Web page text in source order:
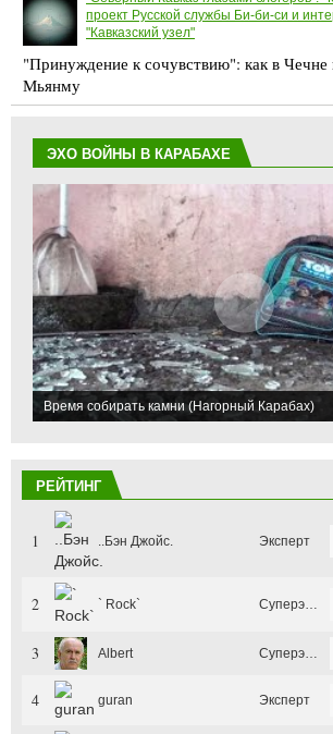
проект Русской службы Би-би-си и
"Кавказский узел"
"Принуждение к сочувствию": как в
Мьянму
ЭХО ВОЙНЫ В КАРАБАХЕ
Время собирать камни (Нагорный Карабах)
РЕЙТИНГ
1 ..Бэн Джойс. Эксперт
2 ` Rock` Суперэксперт
3 Albert Суперэксперт
4 guran Эксперт